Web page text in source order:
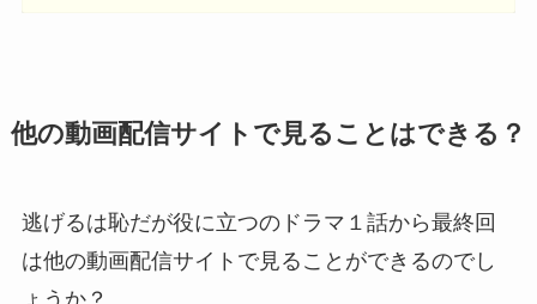
他の動画配信サイトで見ることはできる？
逃げるは恥だが役に立つのドラマ１話から最終回
は他の動画配信サイトで見ることができるのでし